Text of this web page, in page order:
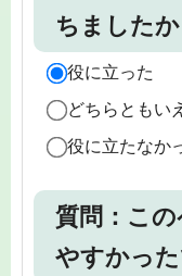
ちましたか
役に立った
どちらともい
役に立たなか
質問：こ
やすかっ